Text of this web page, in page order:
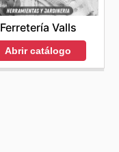
Ferretería Valls
Abrir catálogo